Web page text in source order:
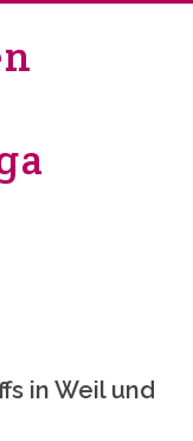
in Weil und